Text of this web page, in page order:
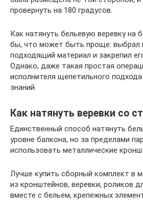
провернуть на 180 градусов.
Как натянуть бельевую веревку на
бы, что может быть проще: выбрал
подходящий материал и закрепил
Однако, даже такая простая
исполнителя щепетильного
знаний.
Как натянуть веревки со
Единственный способ натянуть
уровне балкона, но за пределами
использовать металлические
Лучше купить сборный комплект в
из кронштейнов, веревки, роликов
вместе с бельем, крепежных